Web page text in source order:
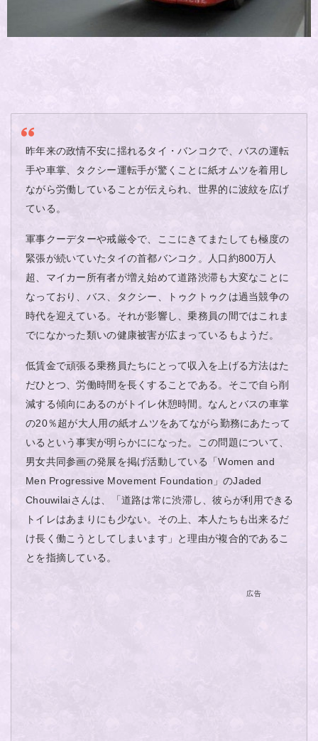
昨年来の政情不安に揺れるタイ・バンコクで、バスの運転
手や車掌、タクシー運転手が驚くことに紙オムツを着用し
ながら労働していることが伝えられ、世界的に波紋を広げ
ている。
軍事クーデターや戒厳令で、ここにきてまたしても極度の
緊張が続いていたタイの首都バンコク。人口約800万人
超、マイカー所有者が増え始めて道路渋滞も大変なことに
なっており、バス、タクシー、トゥクトゥクは過当競争の
時代を迎えている。それが影響し、乗務員の間ではこれま
でになかった類いの健康被害が広まっているもようだ。
低賃金で頑張る乗務員たちにとって収入を上げる方法はた
だひとつ、労働時間を長くすることである。そこで自ら削
減する傾向にあるのがトイレ休憩時間。なんとバスの車掌
の20％超が大人用の紙オムツをあてながら勤務にあたって
いるという事実が明らかにになった。この問題について、
男女共同参画の発展を掲げ活動している「Women and
Men Progressive Movement Foundation」のJaded
Chouwilaiさんは、「道路は常に渋滞し、彼らが利用できる
トイレはあまりにも少ない。その上、本人たちも出来るだ
け長く働こうとしてしまいます」と理由が複合的であるこ
とを指摘している。
広告